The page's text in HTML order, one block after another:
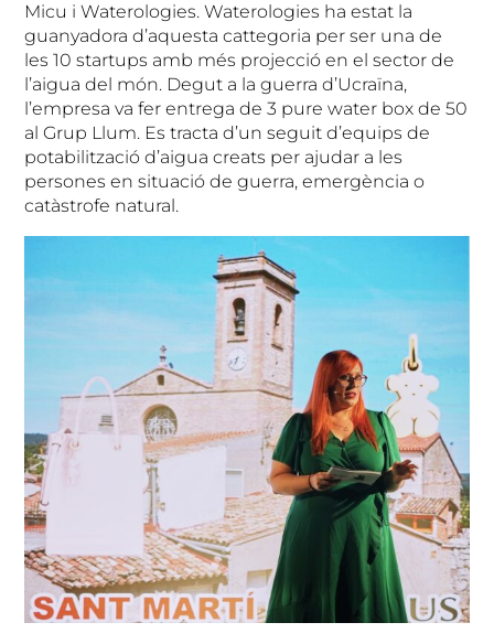
Micu i Waterologies. Waterologies ha estat la
guanyadora d’aquesta cattegoria per ser una de
les 10 startups amb més projecció en el sector de
l’aigua del món. Degut a la guerra d’Ucraïna,
l’empresa va fer entrega de 3 pure water box de 50
al Grup Llum. Es tracta d’un seguit d’equips de
potabilització d’aigua creats per ajudar a les
persones en situació de guerra, emergència o
catàstrofe natural.